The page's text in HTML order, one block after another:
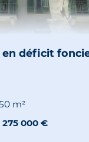
déficit
m²
275 000 €